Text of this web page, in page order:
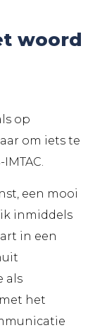
woord
op
om iets te
een mooi
inmiddels
in een
als
het